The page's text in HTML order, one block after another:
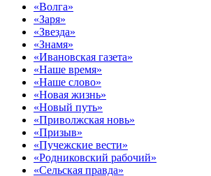
«Волга»
«Заря»
«Звезда»
«Знамя»
«Ивановская газета»
«Наше время»
«Наше слово»
«Новая жизнь»
«Новый путь»
«Приволжская новь»
«Призыв»
«Пучежские вести»
«Родниковский рабочий»
«Сельская правда»